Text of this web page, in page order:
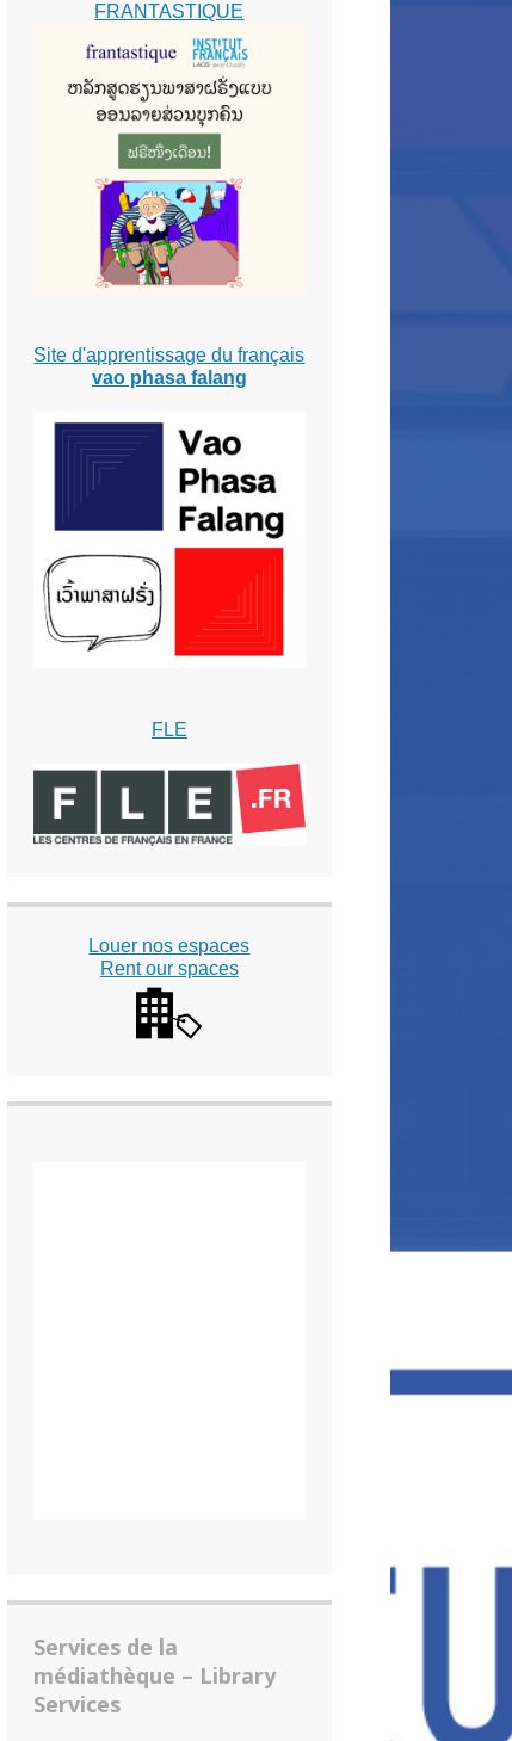
FRANTASTIQUE
Site d'apprentissage du français
vao phasa falang
FLE
Louer nos espaces
Rent our spaces
Services de la
médiathèque – Library
Services